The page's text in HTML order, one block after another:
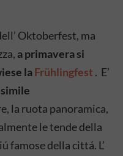
Oktoberfest, ma
a primavera si
laFrühlingfest . E’
la ruota panoramica,
le tende della
famose della cittá. L’